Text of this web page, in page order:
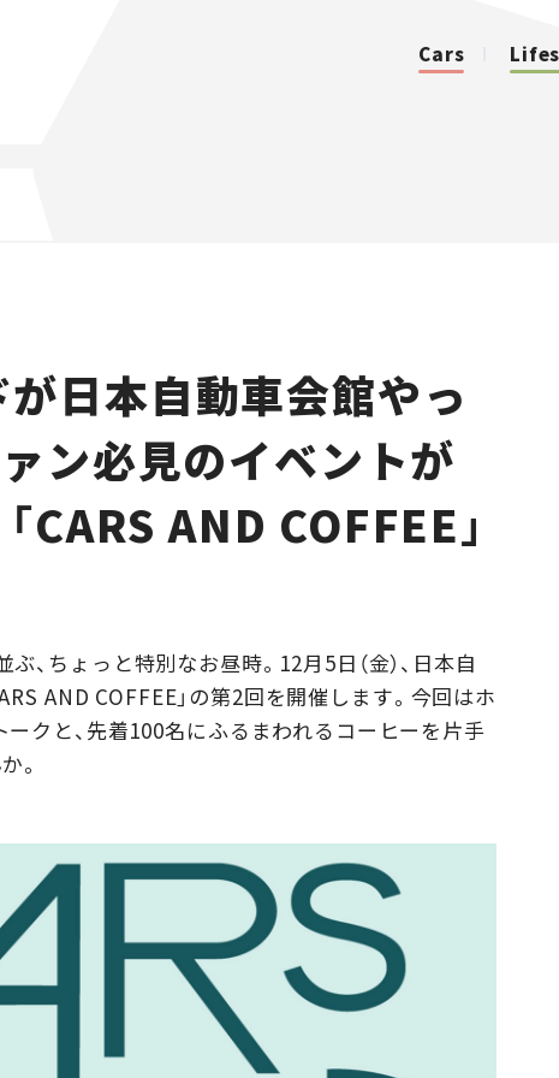
Cars
日本自動車会館やっ
ン必見のイベントが
CARS AND COFFEE」
、ちょっと特別なお昼時。12月5日（金）、日本自
AND COFFEE」の第2回を開催します。今回はホ
クと、先着100名にふるまわれるコーヒーを片手
。
Traffic
Special
Series